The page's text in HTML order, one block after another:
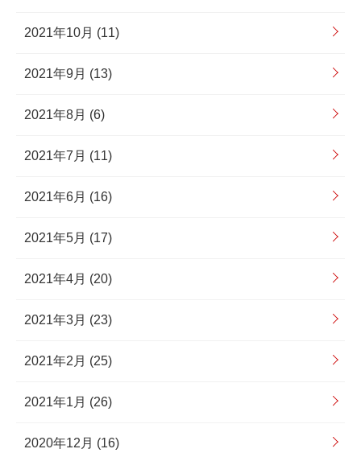
2021年10月 (11)
2021年9月 (13)
2021年8月 (6)
2021年7月 (11)
2021年6月 (16)
2021年5月 (17)
2021年4月 (20)
2021年3月 (23)
2021年2月 (25)
2021年1月 (26)
2020年12月 (16)